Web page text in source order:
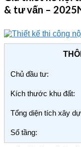
& tư vấn –
Chủ đầu tư:
Kích thước khu đất:
Tổng diện tích xây
Số tầng: